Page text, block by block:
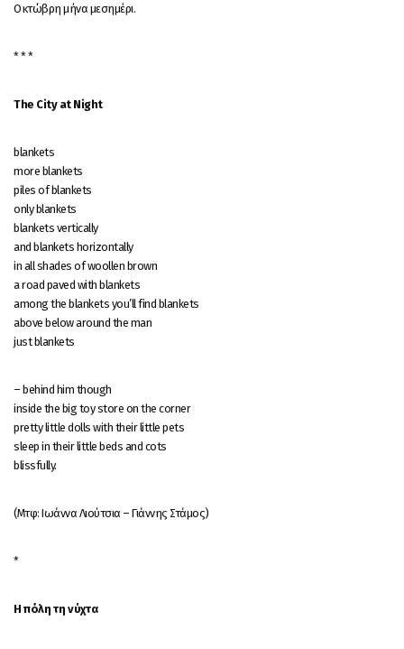
Οκτώβρη μήνα μεσημέρι.
* * *
The City at Night
blankets
more blankets
piles of blankets
only blankets
blankets vertically
and blankets horizontally
in all shades of woollen brown
a road paved with blankets
among the blankets you’ll find blankets
above below around the man
just blankets
– behind him though
inside the big toy store on the corner
pretty little dolls with their little pets
sleep in their little beds and cots
blissfully.
(Μτφ: Ιωάννα Λιούτσια – Γιάννης Στάμος)
*
H πόλη τη νύχτα